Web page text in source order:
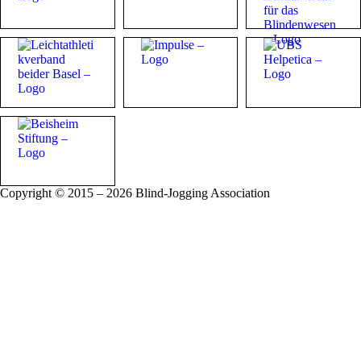
Copyright © 2015 – 2026 Blind-Jogging Association